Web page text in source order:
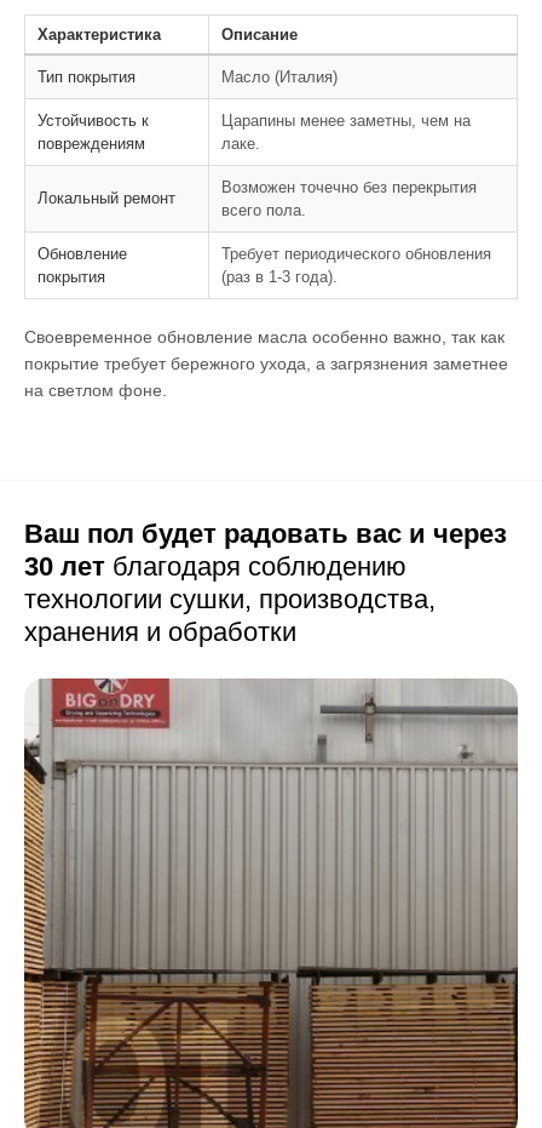
Характеристика Описание
Тип покрытия Масло (Италия)
Устойчивость к
повреждениям
Царапины менее заметны, чем на
лаке.
Локальный ремонт
Возможен точечно без перекрытия
всего пола.
Обновление
покрытия
Требует периодического обновления
(раз в 1-3 года).
Своевременное обновление масла особенно важно, так как
покрытие требует бережного ухода, а загрязнения заметнее
на светлом фоне.
Ваш пол будет радовать вас и через
30 лет благодаря соблюдению
технологии сушки, производства,
хранения и обработки